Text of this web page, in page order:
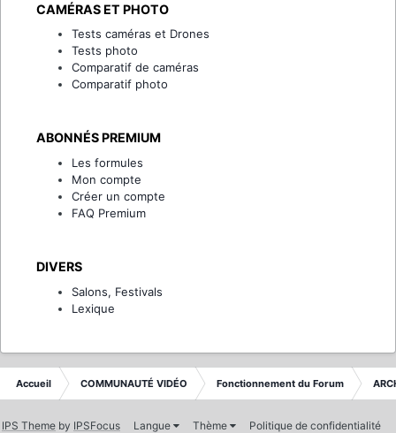
CAMÉRAS ET PHOTO
Tests caméras et Drones
Tests photo
Comparatif de caméras
Comparatif photo
ABONNÉS PREMIUM
Les formules
Mon compte
Créer un compte
FAQ Premium
DIVERS
Salons, Festivals
Lexique
Accueil COMMUNAUTÉ VIDÉO Fonctionnement du Forum
IPS Theme by IPSFocus Langue Thème
Politique de confidentialité